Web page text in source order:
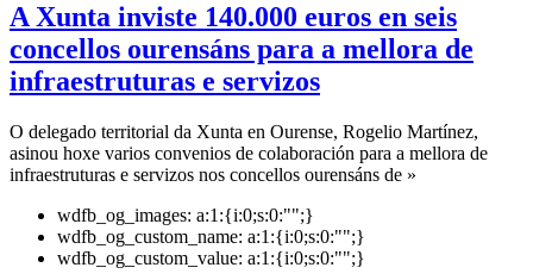
A Xunta inviste 140.000 euros en seis
concellos ourensáns para a mellora de
infraestruturas e servizos
O delegado territorial da Xunta en Ourense, Rogelio Martínez,
asinou hoxe varios convenios de colaboración para a mellora de
infraestruturas e servizos nos concellos ourensáns de »
wdfb_og_images: a:1:{i:0;s:0:"";}
wdfb_og_custom_name: a:1:{i:0;s:0:"";}
wdfb_og_custom_value: a:1:{i:0;s:0:"";}